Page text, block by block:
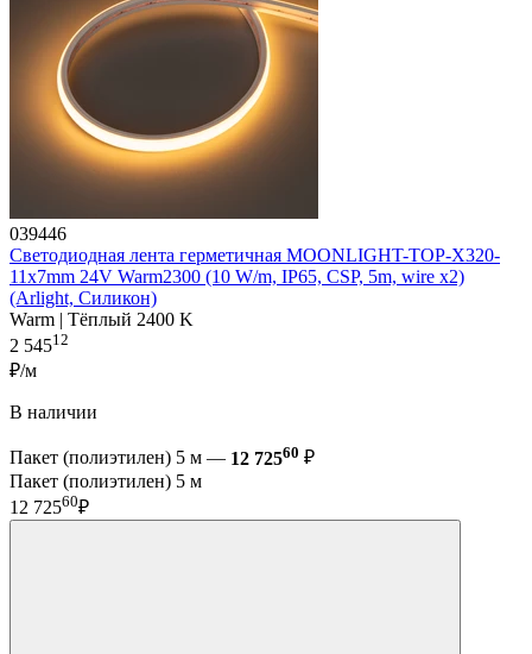
039446
Светодиодная лента герметичная MOONLIGHT-TOP-X320-
11x7mm 24V Warm2300 (10 W/m, IP65, CSP, 5m, wire x2)
(Arlight, Силикон)
Warm | Тёплый 2400 K
2 54512
₽/м
В наличии
Пакет (полиэтилен) 5 м — 12 72560 ₽
Пакет (полиэтилен) 5 м
12 72560₽